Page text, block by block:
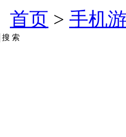
首页 > 手机
搜 索